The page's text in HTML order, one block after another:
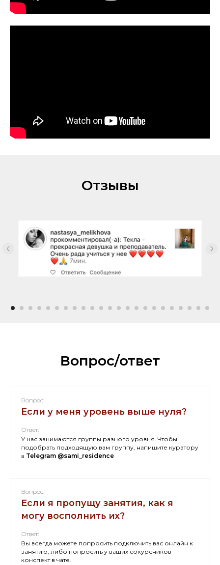
Отзывы
Вопрос/ответ
Вопрос:
Если у меня уровень выше нуля?
Ответ:
У нас занимаются группы разного уровня. Чтобы
подобрать подходящую вам группу, напишите куратору
в Telegram @sami_residence
Вопрос:
Если я пропущу занятия, как я
могу восполнить их?
Ответ:
Вы всегда можете попросить подключить вас онлайн к
занятию, либо попросить у ваших сокурсников
конспект в чате.